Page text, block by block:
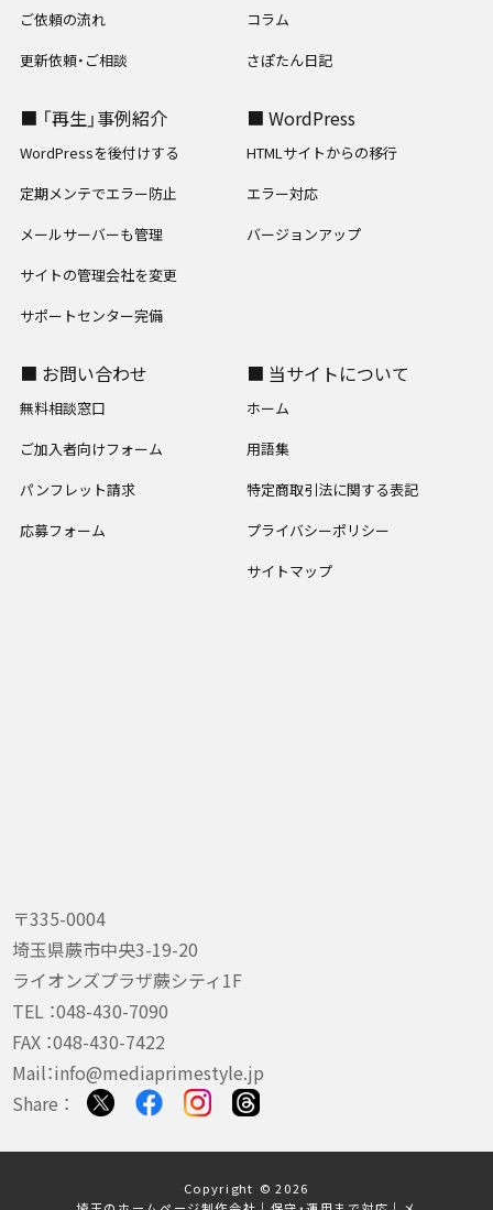
〒335-0004
埼玉県蕨市中央3-19-20
ライオンズプラザ蕨シティ1F
TEL ：048-430-7090
FAX ：048-430-7422
Mail：info@mediaprimestyle.jp
Share ：
ご依頼の流れ
更新依頼・ご相談
コラム
さぽたん日記
■ 「再生」事例紹介
WordPressを後付けする
定期メンテでエラー防止
メールサーバーも管理
サイトの管理会社を変更
サポートセンター完備
■ WordPress
HTMLサイトからの移行
エラー対応
バージョンアップ
■ お問い合わせ
無料相談窓口
ご加入者向けフォーム
パンフレット請求
応募フォーム
■ 当サイトについて
ホーム
用語集
特定商取引法に関する表記
プライバシーポリシー
サイトマップ
Copyright © 2026